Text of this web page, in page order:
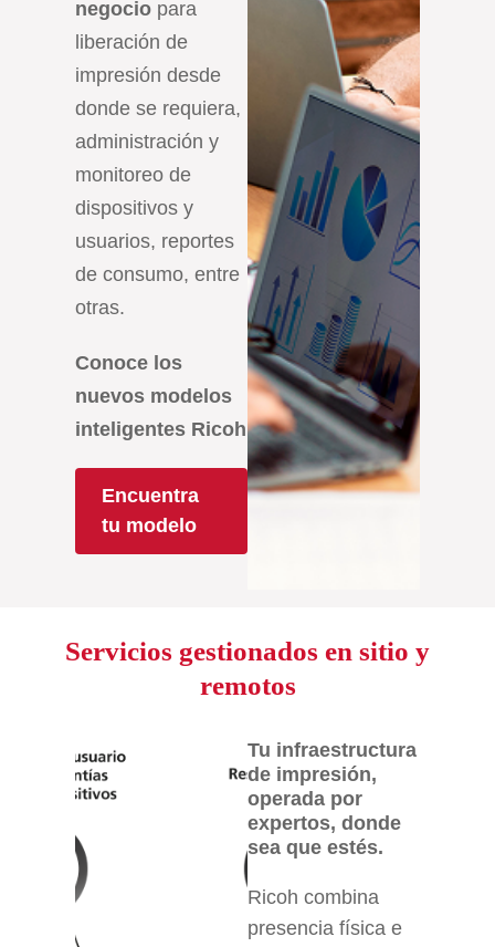
negocio para
liberación de
impresión desde
donde se requiera,
administración y
monitoreo de
dispositivos y
usuarios, reportes
de consumo, entre
otras.
Conoce los
nuevos modelos
inteligentes Ricoh
Encuentra
tu modelo
Servicios gestionados en sitio y
remotos
Tu infraestructura
de impresión,
operada por
expertos, donde
sea que estés.
Ricoh combina
presencia física e